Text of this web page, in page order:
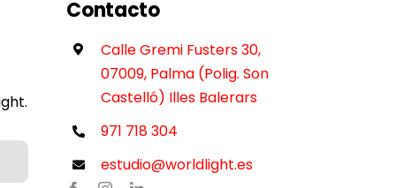
Contacto
Calle Gremi Fusters 30,
07009, Palma (Polig. Son
Castelló) Illes Balerars
971 718 304
estudio@worldlight.es